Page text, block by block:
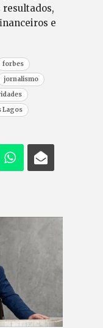
resultados,
e
forbes
jornalismo
Lagos